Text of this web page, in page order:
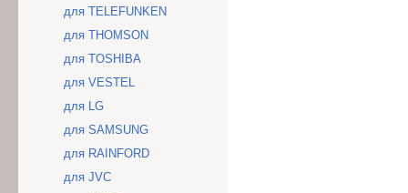
для TELEFUNKEN
для THOMSON
для TOSHIBA
для VESTEL
для LG
для SAMSUNG
для RAINFORD
для JVC